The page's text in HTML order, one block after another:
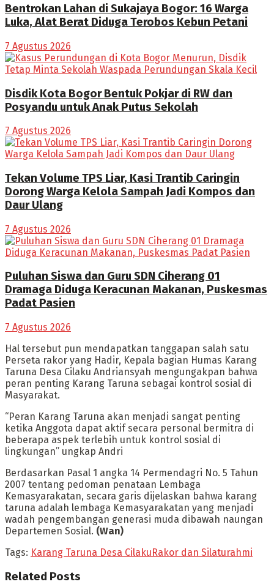
Bentrokan Lahan di Sukajaya Bogor: 16 Warga
Luka, Alat Berat Diduga Terobos Kebun Petani
7 Agustus 2026
Disdik Kota Bogor Bentuk Pokjar di RW dan
Posyandu untuk Anak Putus Sekolah
7 Agustus 2026
Tekan Volume TPS Liar, Kasi Trantib Caringin
Dorong Warga Kelola Sampah Jadi Kompos dan
Daur Ulang
7 Agustus 2026
Puluhan Siswa dan Guru SDN Ciherang 01
Dramaga Diduga Keracunan Makanan, Puskesmas
Padat Pasien
7 Agustus 2026
Hal tersebut pun mendapatkan tanggapan salah satu
Perseta rakor yang Hadir, Kepala bagian Humas Karang
Taruna Desa Cilaku Andriansyah mengungakpan bahwa
peran penting Karang Taruna sebagai kontrol sosial di
Masyarakat.
“Peran Karang Taruna akan menjadi sangat penting
ketika Anggota dapat aktif secara personal bermitra di
beberapa aspek terlebih untuk kontrol sosial di
lingkungan” ungkap Andri
Berdasarkan Pasal 1 angka 14 Permendagri No. 5 Tahun
2007 tentang pedoman penataan Lembaga
Kemasyarakatan, secara garis dijelaskan bahwa karang
taruna adalah lembaga Kemasyarakatan yang menjadi
wadah pengembangan generasi muda dibawah naungan
Departemen Sosial. (Wan)
Tags: Karang Taruna Desa Cilaku Rakor dan Silaturahmi
Related Posts